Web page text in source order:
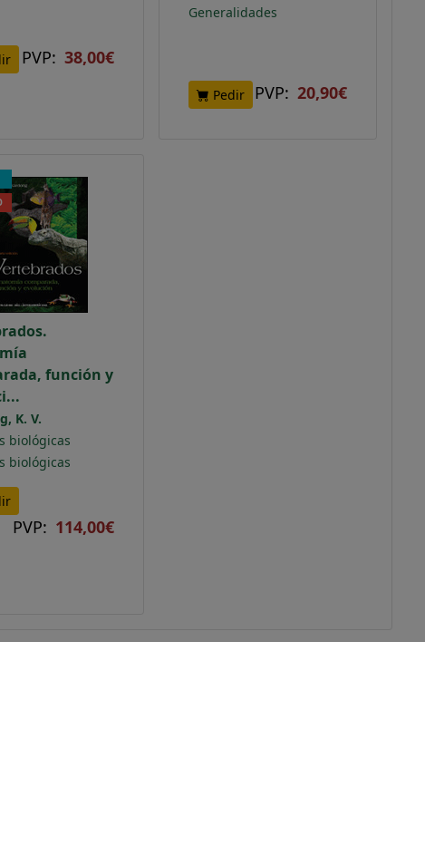
PVP: 38,00€
Generalidades
Pedir PVP: 20,90€
función y
K. V.
biológicas
biológicas
PVP: 114,00€